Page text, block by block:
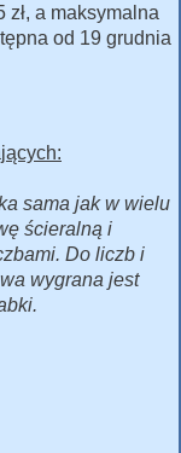
zł, a maksymalna
od 19 grudnia
sama jak w wielu
ścieralną i
Do liczb i
wygrana jest